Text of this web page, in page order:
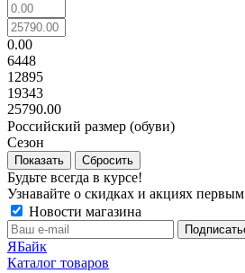
0.00
6448
12895
19343
25790.00
Российский размер (обуви)
Сезон
Сбросить
Будьте всегда в курсе!
Узнавайте о скидках и акциях первым
Новости магазина
ЯБайк
Каталог товаров